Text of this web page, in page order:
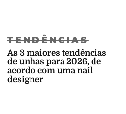
TENDÊNCIAS
As 3 maiores tendências
de unhas para 2026, de
acordo com uma nail
designer